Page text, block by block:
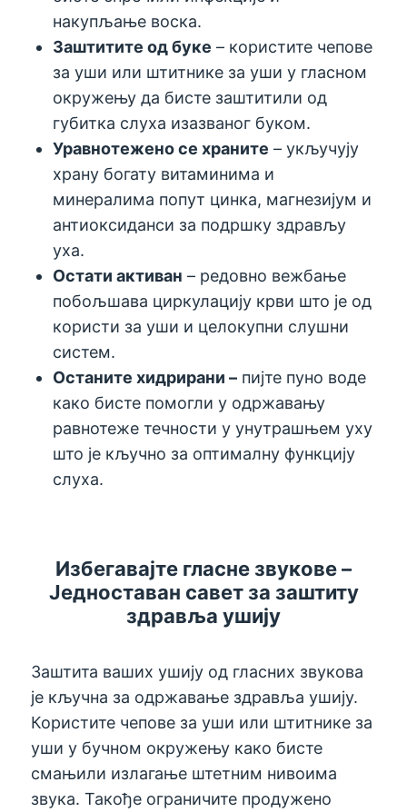
накупљање воска.
Заштитите од буке – користите чепове
за уши или штитнике за уши у гласном
окружењу да бисте заштитили од
губитка слуха изазваног буком.
Уравнотежено се храните – укључују
храну богату витаминима и
минералима попут цинка, магнезијум и
антиоксиданси за подршку здрављу
уха.
Остати активан – редовно вежбање
побољшава циркулацију крви што је од
користи за уши и целокупни слушни
систем.
Останите хидрирани – пијте пуно воде
како бисте помогли у одржавању
равнотеже течности у унутрашњем уху
што је кључно за оптималну функцију
слуха.
Избегавајте гласне звукове –
Једноставан савет за заштиту
здравља ушију
Заштита ваших ушију од гласних звукова
је кључна за одржавање здравља ушију.
Користите чепове за уши или штитнике за
уши у бучном окружењу како бисте
смањили излагање штетним нивоима
звука. Такође ограничите продужено